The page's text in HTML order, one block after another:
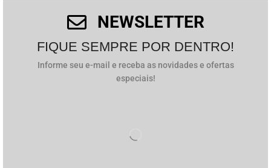
NEWSLETTER
FIQUE SEMPRE POR DENTRO!
Informe seu e-mail e receba as novidades e ofertas
especiais!